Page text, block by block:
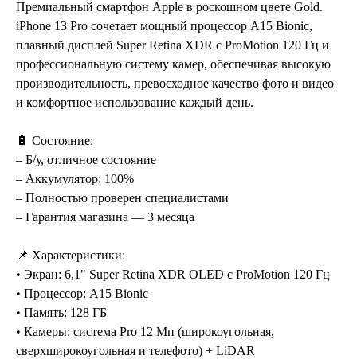
Премиальный смартфон Apple в роскошном цвете Gold.
iPhone 13 Pro сочетает мощный процессор A15 Bionic,
плавный дисплей Super Retina XDR с ProMotion 120 Гц и
профессиональную систему камер, обеспечивая высокую
производительность, превосходное качество фото и видео
и комфортное использование каждый день.
🔋 Состояние:
– Б/у, отличное состояние
– Аккумулятор: 100%
– Полностью проверен специалистами
– Гарантия магазина — 3 месяца
📌 Характеристики:
• Экран: 6,1" Super Retina XDR OLED с ProMotion 120 Гц
• Процессор: A15 Bionic
• Память: 128 ГБ
• Камеры: система Pro 12 Мп (широкоугольная,
сверхширокоугольная и телефото) + LiDAR